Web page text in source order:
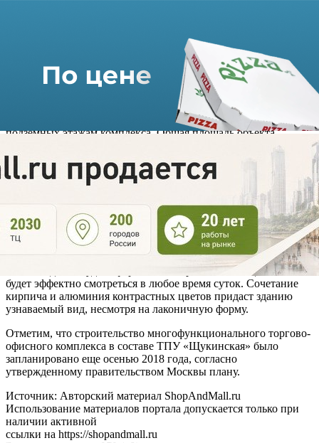
В двенадцатиэтажном здании будут расположены магазины,
офисы, развлекательные залы и предприятия. Первый этаж
займут продуктовый магазин и зона лобби. Парковка,
рассчитанная на 252 машиноместа, будет оборудована на трех
подземных этажам комплекса. Общая площадь объекта
составит 49 тысяч кв. метров.
Также здесь откроют кафе и столовую, которые будут удобно
соединены между собой. Это позволит с комфортом
проводить обеденный перерыв как посетителям, так и
сотрудникам комплекса. Вместимость объектов составит 40 и
125 посадочных мест соответственно.
Главный архитектор Москвы Сергей Кузнецов рассказал о
дизайне будущего торгово-офисного комплекса. По его
словам, здание будет оформлено в черно-золотых цветах, что
будет эффектно смотреться в любое время суток. Сочетание
кирпича и алюминия контрастных цветов придаст зданию
узнаваемый вид, несмотря на лаконичную форму.
офисного комплекса в составе ТПУ «Щукинская» было
запланировано еще осенью 2018 года, согласно
утвержденному правительством Москвы плану.
Использование материалов портала допускается только при
наличии активной
ссылки на https://shopandmall.ru
Всего просмотров:979 (+2)